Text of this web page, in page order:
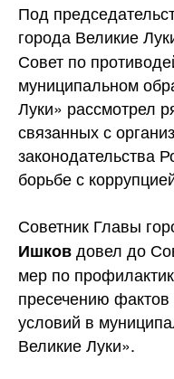
Под
города Великие
Совет по
муниципальном
Луки» рассмотрел
связанных с
законодательства
борьбес
Советник Главы
Ишковдовел до
мер по
пресечению
условий в
Великие Луки».